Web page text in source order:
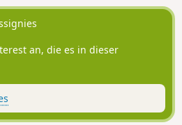
an, die es in dieser